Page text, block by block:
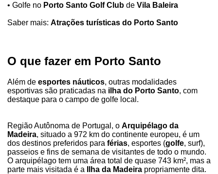
• Golfe no Porto Santo Golf Club de Vila Baleira
Saber mais: Atrações turísticas do Porto Santo
O que fazer em Porto Santo
Além de esportes náuticos, outras modalidades
esportivas são praticadas na ilha do Porto Santo, com
destaque para o campo de golfe local.
Região Autônoma de Portugal, o Arquipélago da
Madeira, situado a 972 km do continente europeu, é um
dos destinos preferidos para férias, esportes (golfe, surf),
passeios e fins de semana de visitantes de todo o mundo.
O arquipélago tem uma área total de quase 743 km², mas a
parte mais visitada é a
Ilha da Madeira propriamente dita.